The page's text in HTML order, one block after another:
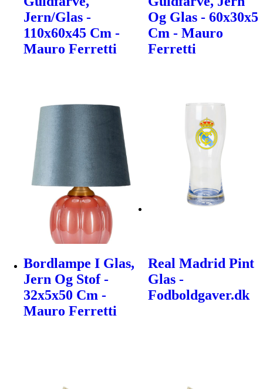
Jern/Glas -
110x60x45 Cm -
Mauro Ferretti
Og Glas - 60x30x5
Cm - Mauro
Ferretti
Bordlampe I Glas,
Jern Og Stof -
32x5x50 Cm -
Mauro Ferretti
Real Madrid Pint
Glas -
Fodboldgaver.dk